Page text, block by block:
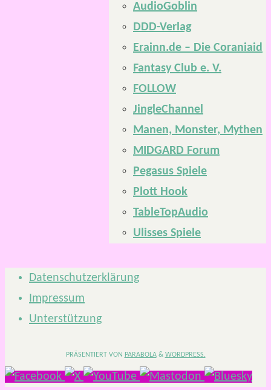
AudioGoblin
DDD-Verlag
Erainn.de – Die Coraniaid
Fantasy Club e. V.
FOLLOW
JingleChannel
Manen, Monster, Mythen
MIDGARD Forum
Pegasus Spiele
Plott Hook
TableTopAudio
Ulisses Spiele
Datenschutzerklärung
Impressum
Unterstützung
PRÄSENTIERT VON PARABOLA& WORDPRESS.